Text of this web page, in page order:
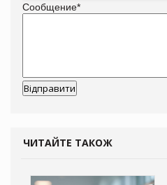
Сообщение*
ЧИТАЙТЕ ТАКОЖ